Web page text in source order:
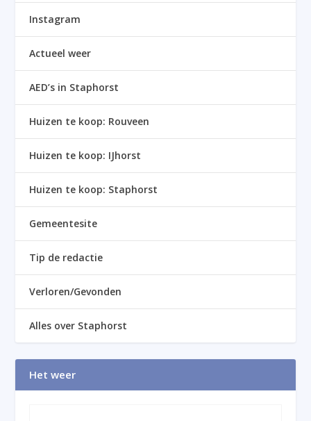
Instagram
Actueel weer
AED’s in Staphorst
Huizen te koop: Rouveen
Huizen te koop: IJhorst
Huizen te koop: Staphorst
Gemeentesite
Tip de redactie
Verloren/Gevonden
Alles over Staphorst
Het weer